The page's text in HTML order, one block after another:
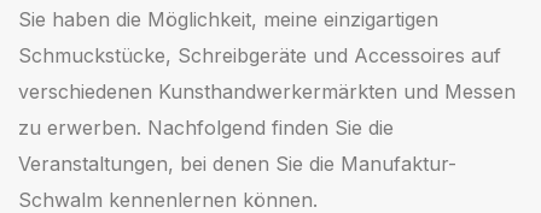
Sie haben die Möglichkeit, meine einzigartigen
Schmuckstücke, Schreibgeräte und Accessoires auf
verschiedenen Kunsthandwerkermärkten und Messen
zu erwerben. Nachfolgend finden Sie die
Veranstaltungen, bei denen Sie die Manufaktur-
Schwalm kennenlernen können.